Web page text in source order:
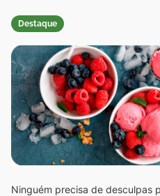
Destaque
Ninguém precisa de desculpas